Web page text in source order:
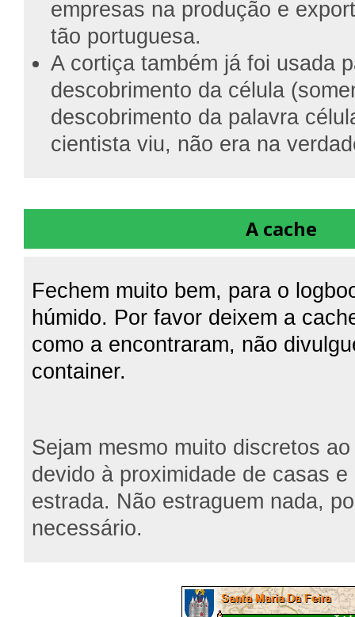
empresas na produção e
tão portuguesa.
A cortiça também já foi usada
descobrimento da célula
descobrimento da palavra
cientista viu, não era na
A cache
Fechem muito bem, para o
húmido. Por favor deixem a
como a encontraram, não
container.
Sejam mesmo muito discretos
devido à proximidade de casas
estrada. Não estraguem nada,
necessário.